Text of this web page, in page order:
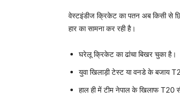
वेस्टइंडीज क्रिकेट का पतन अब किसी से
हार का सामना कर रही है।
घरेलू क्रिकेट का ढांचा बिखर चुका है।
युवा खिलाड़ी टेस्ट या वनडे के बजाय
हाल ही में टीम नेपाल के खिलाफ T20